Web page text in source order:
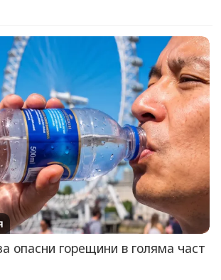
опасни горещини в голяма част